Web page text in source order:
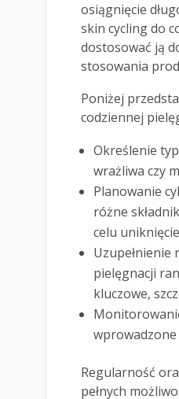
osiągnięcie
skin cycling do
dostosować ją
stosowania
Poniżej
codziennej
Określenie
wrażliwa czy
Planowanie
różne
celu
Uzupełnienie
pielęgnacji
kluczowe,
Regularność
pełnych